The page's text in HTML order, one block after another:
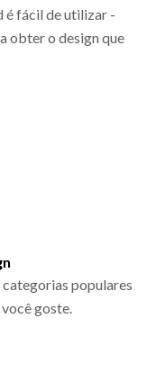
é fácil de utilizar -
obter o design que
categorias populares
goste.